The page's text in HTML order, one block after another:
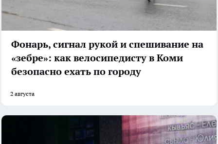
Фонарь, сигнал рукой и спешивание на
«зебре»: как велосипедисту в Коми
безопасно ехать по городу
2 августа